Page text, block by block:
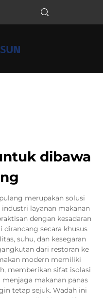
dibawa
merupakan solusi
layanan makanan
dengan kesadaran
secara khusus
suhu, dan kesegaran
dari restoran ke
modern memiliki
memberikan sifat isolasi
makanan panas
tetap sejuk. Wadah ini